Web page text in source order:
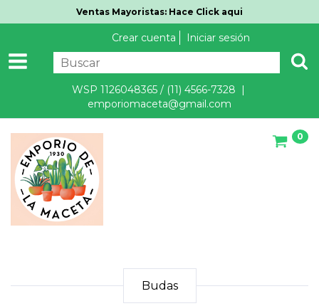
Ventas Mayoristas: Hace Click aqui
Crear cuenta Iniciar sesión
WSP 1126048365 / (11) 4566-7328 |
emporiomaceta@gmail.com
0
Budas